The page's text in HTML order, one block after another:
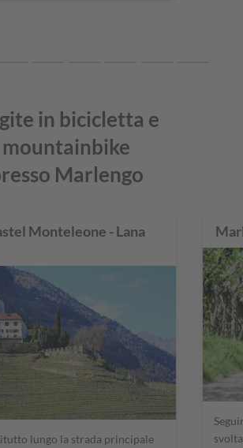
in bicicletta e
mountainbike
Marlengo
Monteleone - Lana
lungo la strada principale